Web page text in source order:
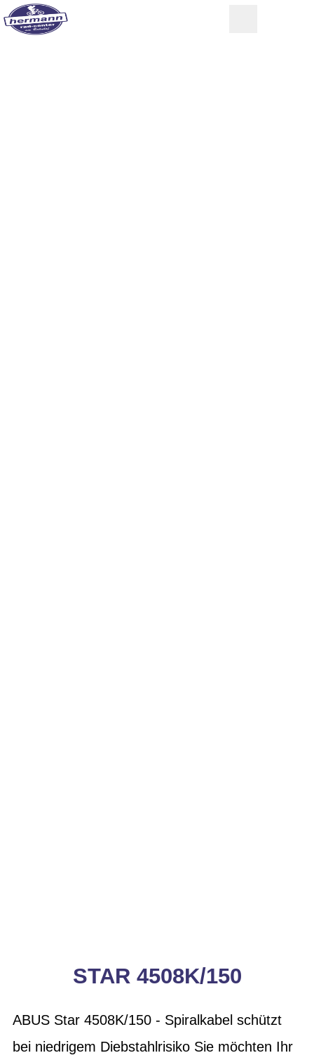
STAR 4508K/150
ABUS Star 4508K/150 - Spiralkabel schützt
bei niedrigem Diebstahlrisiko Sie möchten Ihr